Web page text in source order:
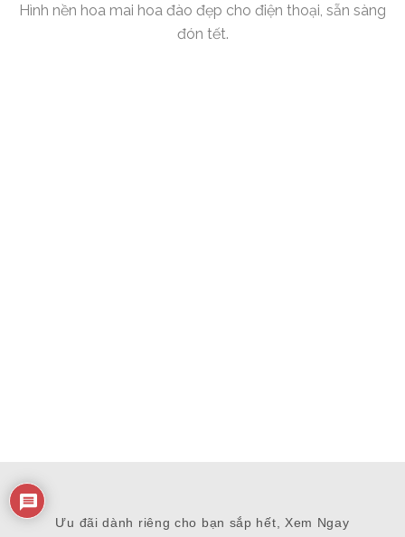
Hình nền hoa mai hoa đào đẹp cho điện thoại, sẵn sàng
đón tết.
Ưu đãi dành riêng cho bạn sắp hết, Xem Ngay